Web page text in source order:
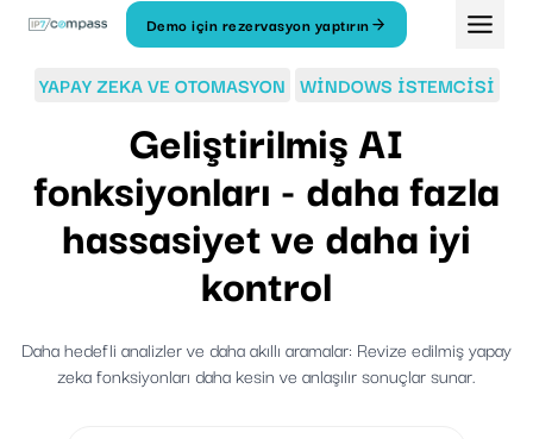
İçeriğe
Demo için rezervasyon yaptırın
YAPAY ZEKA VE OTOMASYON WINDOWS ISTEMCISI
Geliştirilmiş AI
fonksiyonları - daha fazla
hassasiyet ve daha iyi
kontrol
Daha hedefli analizler ve daha akıllı aramalar: Revize edilmiş yapay
zeka fonksiyonları daha kesin ve anlaşılır sonuçlar sunar.